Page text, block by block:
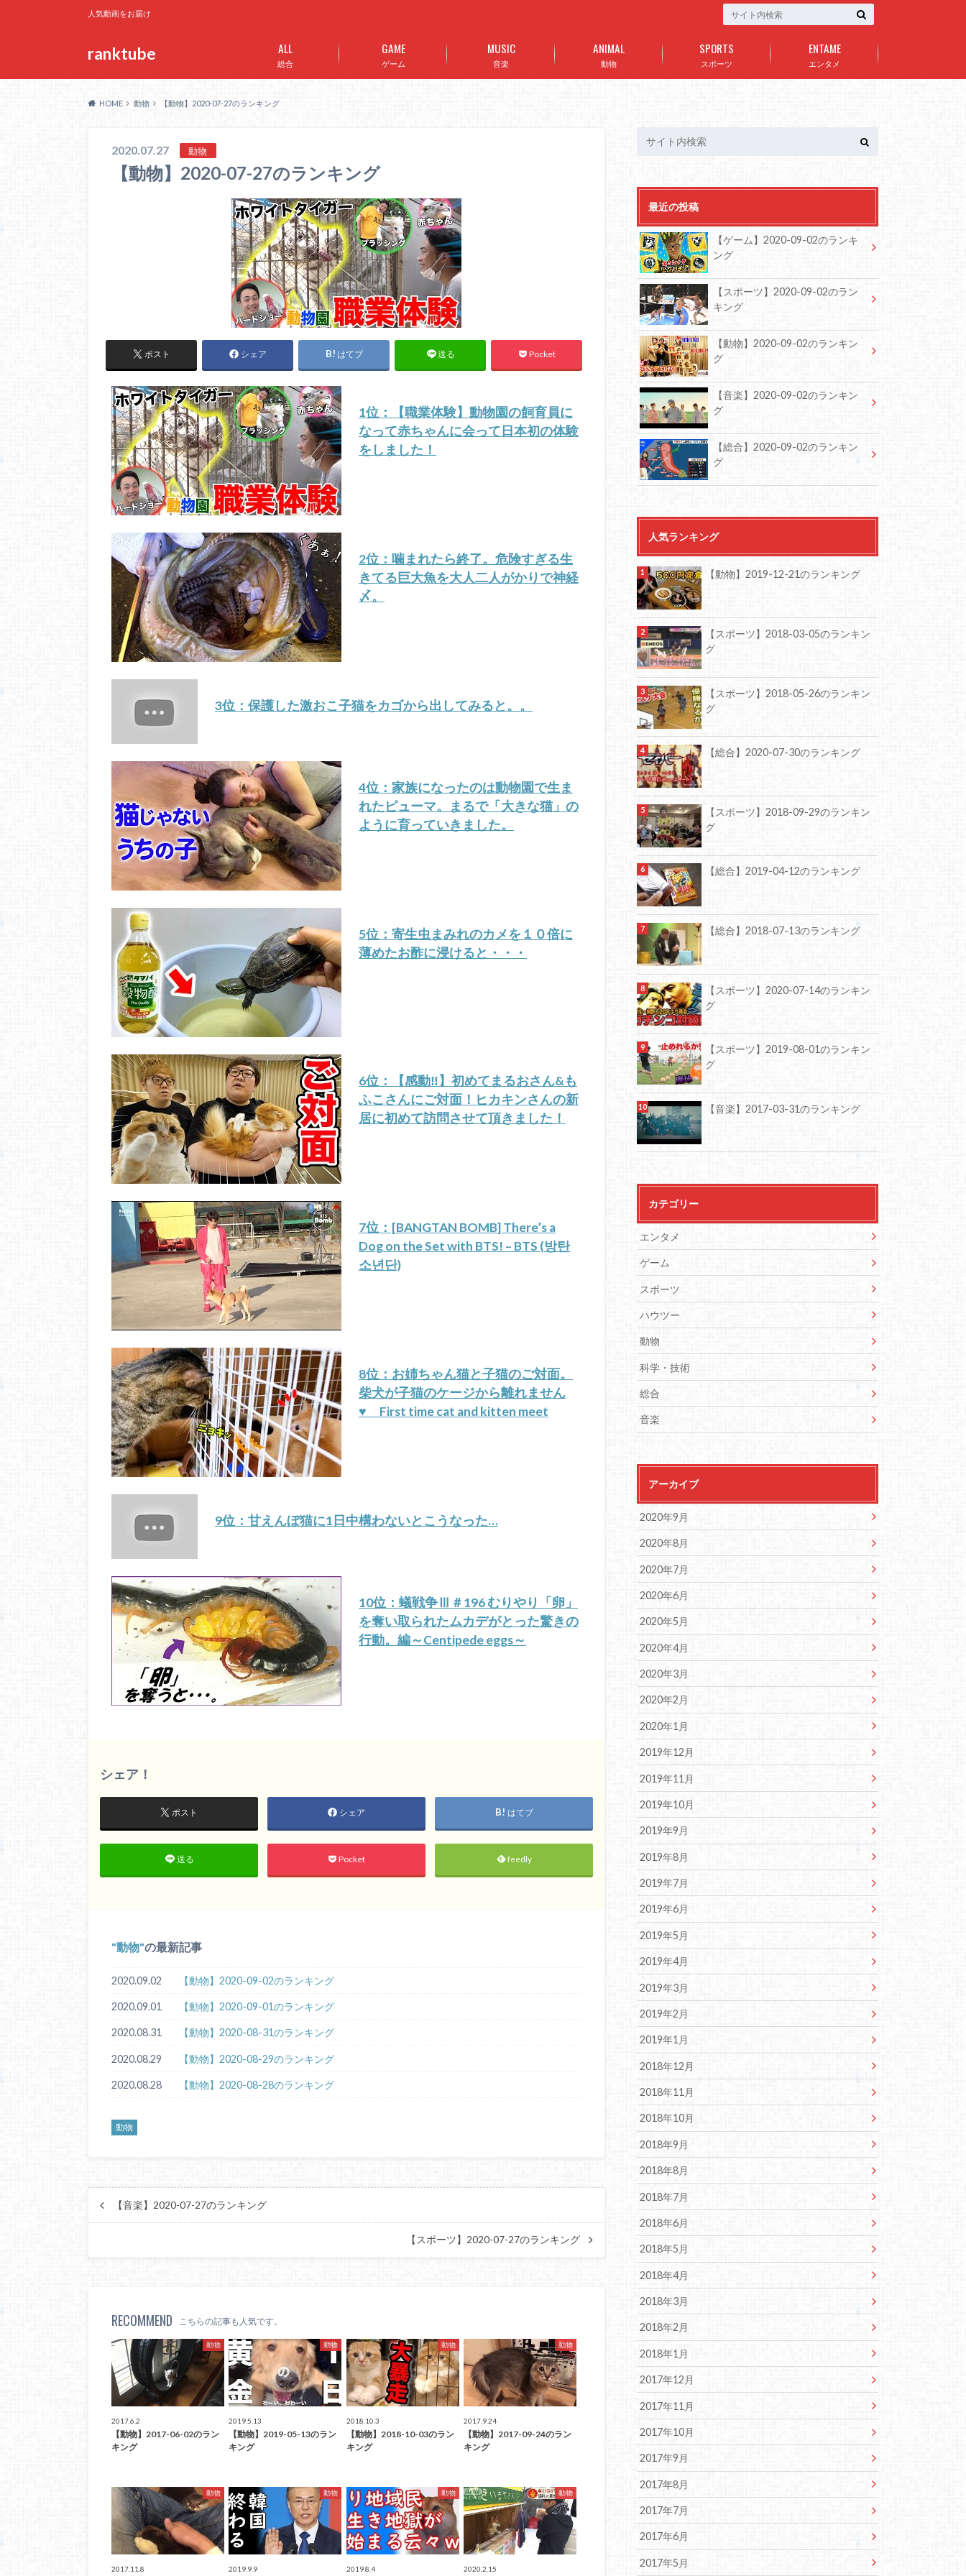
ranktube
人気動画をお届け
総合
ALL
ゲーム
GAME
音楽
MUSIC
動物
ANIMAL
スポーツ
SPORTS
エンタメ
ENTAME
HOME 動物 【動物】2020-07-27のランキング
2020.07.27 動物
【動物】2020-07-27のランキング
ポスト シェア はてブ 送る Pocket
1位：【職業体験】動物園の飼育員に
なって赤ちゃんに会って日本初の体験
をしました！
2位：噛まれたら終了。危険すぎる生
きてる巨大魚を大人二人がかりで神経
〆。
3位：保護した激おこ子猫をカゴから出してみると。。
4位：家族になったのは動物園で生ま
れたピューマ。まるで「大きな猫」の
ように育っていきました。
5位：寄生虫まみれのカメを１０倍に
薄めたお酢に浸けると・・・
6位：【感動‼︎】初めてまるおさん&も
ふこさんにご対面！ヒカキンさんの新
居に初めて訪問させて頂きました！
7位：[BANGTAN BOMB] There’s a
Dog on the Set with BTS! – BTS (방탄
소년단)
8位：お姉ちゃん猫と子猫のご対面。
柴犬が子猫のケージから離れません
♥ First time cat and kitten meet
9位：甘えんぼ猫に1日中構わないとこうなった…
10位：蟻戦争Ⅲ＃196 むりやり「卵」
を奪い取られたムカデがとった驚きの
行動。編～Centipede eggs～
シェア！
ポスト シェア はてブ
送る Pocket feedly
動物 の最新記事
2020.09.02 【動物】2020-09-02のランキング
2020.09.01 【動物】2020-09-01のランキング
2020.08.31 【動物】2020-08-31のランキング
2020.08.29 【動物】2020-08-29のランキング
2020.08.28 【動物】2020-08-28のランキング
動物
【音楽】2020-07-27のランキング
【スポーツ】2020-07-27のランキング
RECOMMEND こちらの記事も人気です。
動物
2017.6.2
【動物】2017-06-02のラン
キング
動物
2019.5.13
【動物】2019-05-13のラン
キング
動物
2018.10.3
【動物】2018-10-03のラン
キング
動物
2017.9.24
【動物】2017-09-24のラン
キング
動物
2017.11.8
動物
2019.9.9
動物
2019.8.4
動物
2020.2.15
最近の投稿
【ゲーム】2020-09-02のランキ
ング
【スポーツ】2020-09-02のラン
キング
【動物】2020-09-02のランキン
グ
【音楽】2020-09-02のランキン
グ
【総合】2020-09-02のランキン
グ
人気ランキング
【動物】2019-12-21のランキング
【スポーツ】2018-03-05のランキン
グ
【スポーツ】2018-05-26のランキン
グ
【総合】2020-07-30のランキング
【スポーツ】2018-09-29のランキン
グ
【総合】2019-04-12のランキング
【総合】2018-07-13のランキング
【スポーツ】2020-07-14のランキン
グ
【スポーツ】2019-08-01のランキン
グ
【音楽】2017-03-31のランキング
カテゴリー
エンタメ
ゲーム
スポーツ
ハウツー
動物
科学・技術
総合
音楽
アーカイブ
2020年9月
2020年8月
2020年7月
2020年6月
2020年5月
2020年4月
2020年3月
2020年2月
2020年1月
2019年12月
2019年11月
2019年10月
2019年9月
2019年8月
2019年7月
2019年6月
2019年5月
2019年4月
2019年3月
2019年2月
2019年1月
2018年12月
2018年11月
2018年10月
2018年9月
2018年8月
2018年7月
2018年6月
2018年5月
2018年4月
2018年3月
2018年2月
2018年1月
2017年12月
2017年11月
2017年10月
2017年9月
2017年8月
2017年7月
2017年6月
2017年5月